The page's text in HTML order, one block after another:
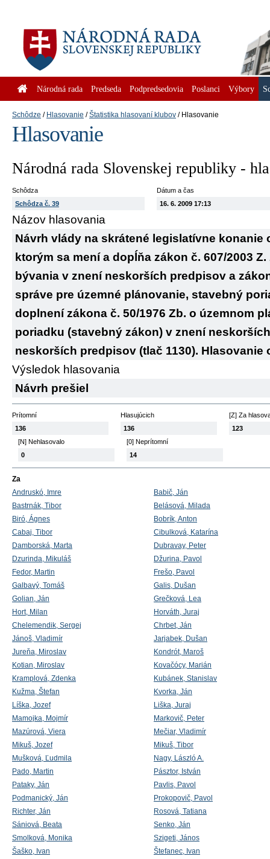
Národná rada Predseda Podpredsedovia Poslanci Výbory
Schôdze Hlasovanie Štatistika hlasovaní klubov Hlasovanie
Hlasovanie
Národná rada Slovenskej republiky -
Schôdza
Schôdza č. 39
Dátum a čas
16. 6. 2009 17:13
Názov hlasovania
Návrh vlády na skrátené legislatívne konanie
ktorým sa mení a dopĺňa zákon č. 607/2003
bývania v znení neskorších predpisov a
správe pre územné plánovanie, stavebný
doplnení zákona č. 50/1976 Zb. o územnom
poriadku (stavebný zákon) v znení
neskorších predpisov (tlač 1130). Hlasovanie
Výsledok hlasovania
Návrh prešiel
Prítomní
136
Hlasujúcich
136
[Z] Za
123
[N] Nehlasovalo
0
[0] Neprítomní
14
Za
Andruskó, Imre
Babič, Ján
Bastrnák, Tibor
Belásová, Milada
Biró, Ágnes
Bobrík, Anton
Cabaj, Tibor
Cibulková, Katarína
Damborská, Marta
Dubravay, Peter
Dzurinda, Mikuláš
Džurina, Pavol
Fedor, Martin
Frešo, Pavol
Galbavý, Tomáš
Galis, Dušan
Golian, Ján
Grečková, Lea
Hort, Milan
Horváth, Juraj
Chelemendik, Sergej
Chrbet, Ján
Jánoš, Vladimír
Jarjabek, Dušan
Jureňa, Miroslav
Kondrót, Maroš
Kotian, Miroslav
Kovačócy, Marián
Kramplová, Zdenka
Kubánek, Stanislav
Kužma, Štefan
Kvorka, Ján
Líška, Jozef
Liška, Juraj
Mamojka, Mojmír
Markovič, Peter
Mazúrová, Viera
Mečiar, Vladimír
Mikuš, Jozef
Mikuš, Tibor
Mušková, Ľudmila
Nagy, László A.
Pado, Martin
Pásztor, István
Pataky, Ján
Pavlis, Pavol
Podmanický, Ján
Prokopovič, Pavol
Richter, Ján
Rosová, Tatiana
Sániová, Beata
Senko, Ján
Smolková, Monika
Szigeti, János
Šaško, Ivan
Štefanec, Ivan